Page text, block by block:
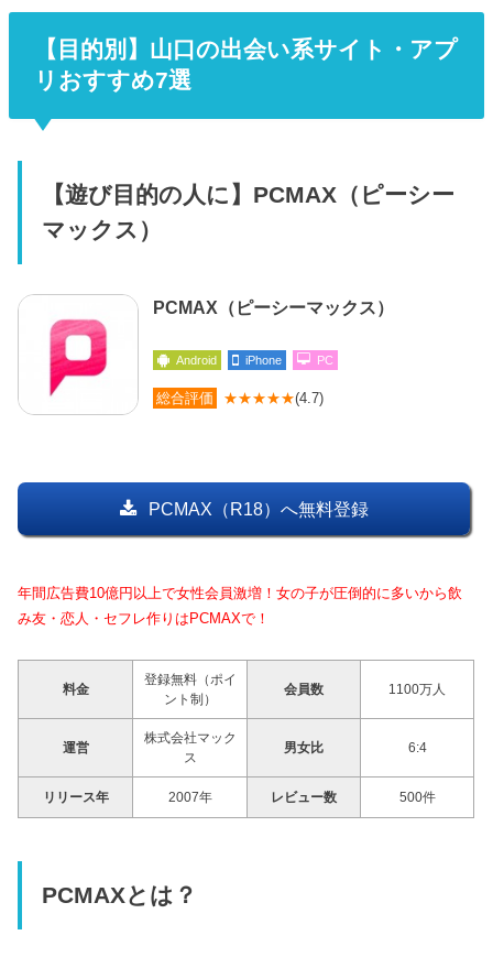
【目的別】山口の出会い系サイト・アプ
リおすすめ7選
【遊び目的の人に】PCMAX（ピーシー
マックス）
PCMAX（ピーシーマックス）
Android iPhone PC
総合評価 ★★★★★(4.7)
PCMAX（R18）へ無料登録
年間広告費10億円以上で女性会員激増！女の子が圧倒的に多いから飲
み友・恋人・セフレ作りはPCMAXで！
料金
登録無料（ポイ
ント制）
会員数 1100万人
運営
株式会社マック
ス
男女比 6:4
リリース年 2007年 レビュー数 500件
PCMAXとは？